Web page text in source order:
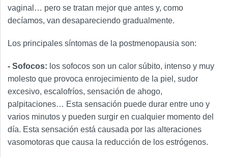
vaginal… pero se tratan mejor que antes y, como
decíamos, van desapareciendo gradualmente.
Los principales síntomas de la postmenopausia son:
- Sofocos: los sofocos son un calor súbito, intenso y muy
molesto que provoca enrojecimiento de la piel, sudor
excesivo, escalofríos, sensación de ahogo,
palpitaciones… Esta sensación puede durar entre uno y
varios minutos y pueden surgir en cualquier momento del
día. Esta sensación está causada por las alteraciones
vasomotoras que causa la reducción de los estrógenos.